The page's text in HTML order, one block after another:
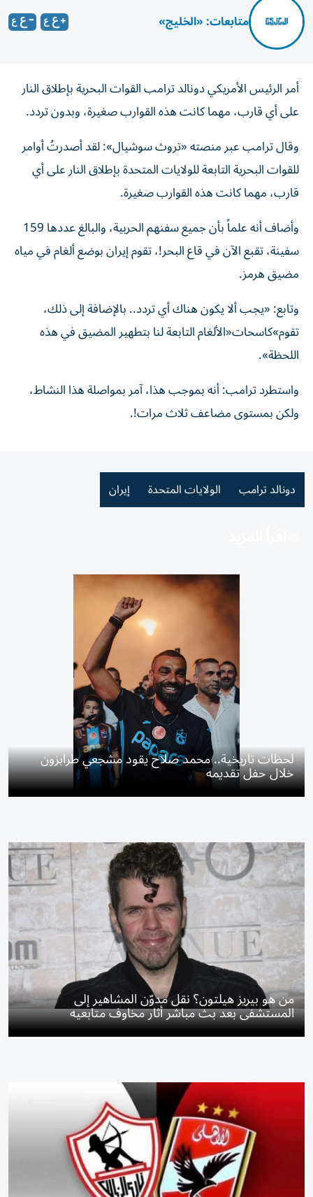
متابعات: «الخليج»
أمر الرئيس الأمريكي دونالد ترامب القوات البحرية بإطلاق النار
على أي قارب، مهما كانت هذه القوارب صغيرة، وبدون تردد.
وقال ترامب عبر منصته «تروث سوشيال»: لقد أصدرتُ أوامر
للقوات البحرية التابعة للولايات المتحدة بإطلاق النار على أي
قارب، مهما كانت هذه القوارب صغيرة.
وأضاف أنه علماً بأن جميع سفنهم الحربية، والبالغ عددها 159
سفينة، تقبع الآن في قاع البحر!، تقوم إيران بوضع ألغام في مياه
مضيق هرمز.
وتابع: «يجب ألا يكون هناك أي تردد.. بالإضافة إلى ذلك،
تقوم»كاسحات«الألغام التابعة لنا بتطهير المضيق في هذه
اللحظة».
واستطرد ترامب: أنه بموجب هذا، آمر بمواصلة هذا النشاط،
ولكن بمستوى مضاعف ثلاث مرات!.
دونالد ترامب الولايات المتحدة إيران
لحظات تاريخية.. محمد صلاح يقود مشجعي طرابزون
خلال حفل تقديمه
من هو بيريز هيلتون؟ نقل مدوّن المشاهير إلى
المستشفى بعد بث مباشر أثار مخاوف متابعيه